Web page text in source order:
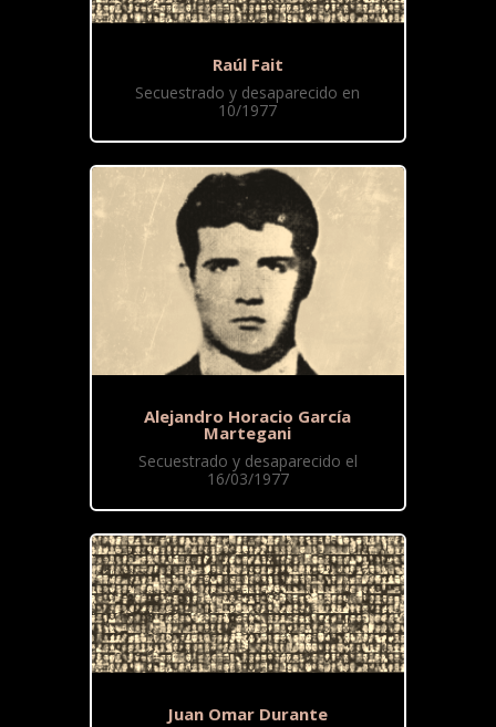
Raúl Fait
Secuestrado y desaparecido en
10/1977
Alejandro Horacio García
Martegani
Secuestrado y desaparecido el
16/03/1977
Juan Omar Durante